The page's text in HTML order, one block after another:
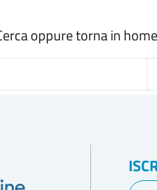
oppure torna in